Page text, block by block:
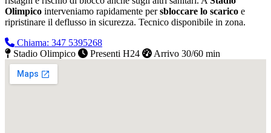
Olimpico interveniamo rapidamente persbloccare lo scarico e
ripristinare il deflusso in sicurezza. Tecnico disponibile in zona.
Chiama: 347 5395268
Stadio Olimpico
Presenti H24 Arrivo 30/60 min